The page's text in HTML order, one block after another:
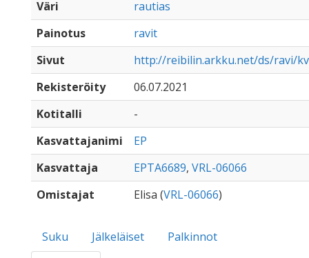
Väri
rautias
Painotus
ravit
Sivut
http://reibilin.arkku.net/ds/ravi/
Rekisteröity
06.07.2021
Kotitalli
-
Kasvattajanimi
EP
Kasvattaja
EPTA6689, VRL-06066
Omistajat
Elisa (VRL-06066)
Suku Jälkeläiset
Palkinnot